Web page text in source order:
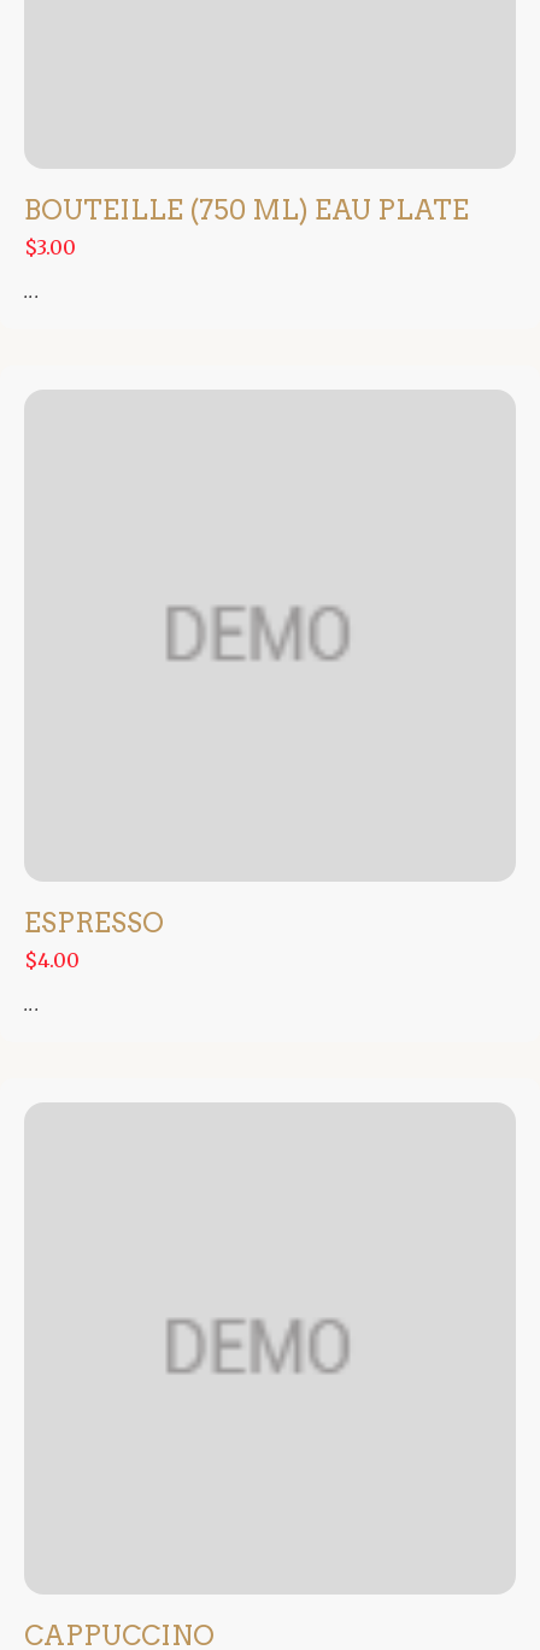
BOUTEILLE (750 ML) EAU PLATE
$3.00
...
ESPRESSO
$4.00
...
CAPPUCCINO